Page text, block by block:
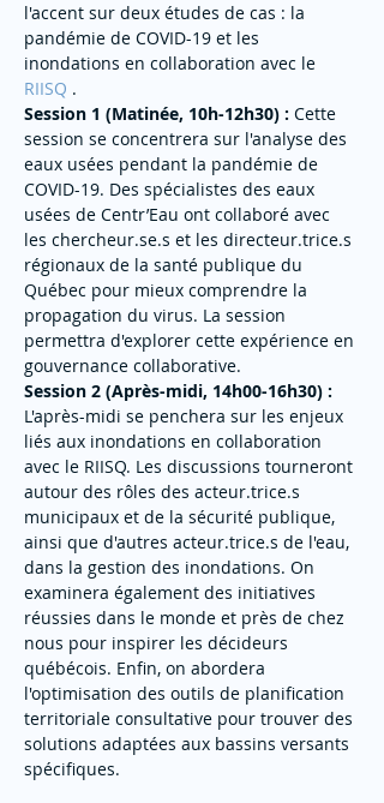
l'accent sur deux études de cas : la
pandémie de COVID-19 et les
inondations en collaboration avec le
RIISQ .
Session 1 (Matinée, 10h-12h30) : Cette
session se concentrera sur l'analyse des
eaux usées pendant la pandémie de
COVID-19. Des spécialistes des eaux
usées de Centr’Eau ont collaboré avec
les chercheur.se.s et les directeur.trice.s
régionaux de la santé publique du
Québec pour mieux comprendre la
propagation du virus. La session
permettra d'explorer cette expérience en
gouvernance collaborative.
Session 2 (Après-midi, 14h00-16h30) :
L'après-midi se penchera sur les enjeux
liés aux inondations en collaboration
avec le RIISQ. Les discussions tourneront
autour des rôles des acteur.trice.s
municipaux et de la sécurité publique,
ainsi que d'autres acteur.trice.s de l'eau,
dans la gestion des inondations. On
examinera également des initiatives
réussies dans le monde et près de chez
nous pour inspirer les décideurs
québécois. Enfin, on abordera
l'optimisation des outils de planification
territoriale consultative pour trouver des
solutions adaptées aux bassins versants
spécifiques.